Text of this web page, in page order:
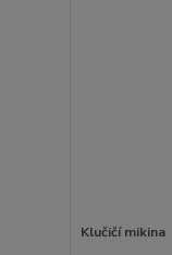
Klučičí mikina